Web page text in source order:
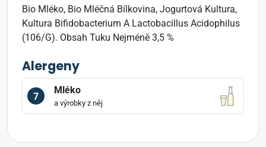
Bio Mléko, Bio Mléčná Bílkovina, Jogurtová Kultura,
Kultura Bifidobacterium A Lactobacillus Acidophilus
(106/G). Obsah Tuku Nejméně 3,5 %
Alergeny
7
Mléko
a výrobky z něj